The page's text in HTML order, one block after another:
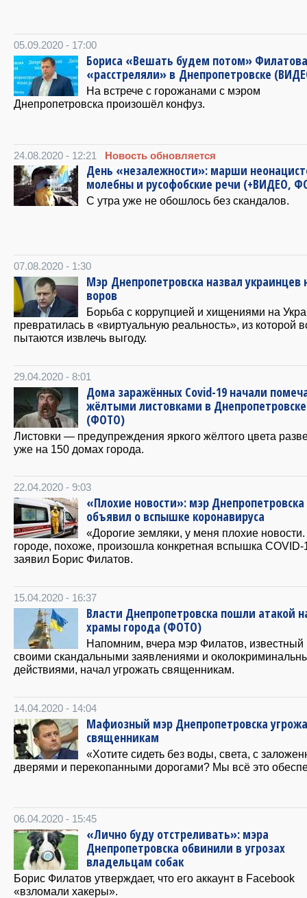
05.09.2020 - 17:00
Бориса «Вешать будем потом» Филатова
«расстреляли» в Днепропетровске
На встрече с горожанами с мэром
Днепропетровска произошёл конфуз.
24.08.2020 - 12:21 Новость обновляется
День «незалежности»: марши
молебны и русофобские речи (+ВИДЕО,
С утра уже не обошлось без скандалов.
07.08.2020 - 1:30
Мэр Днепропетровска назвал украинцев
воров
Борьба с коррупцией и хищениями на
превратилась в «виртуальную реальность», из которой
пытаются извлечь выгоду.
29.04.2020 - 8:01
Дома заражённых Сovid-19 начали
жёлтыми листовками в Днепропетровске
(ФОТО)
Листовки — предупреждения яркого жёлтого цвета
уже на 150 домах города.
22.04.2020 - 9:03
«Плохие новости»: мэр Днепропетровска
объявил о вспышке коронавируса
«Дорогие земляки, у меня плохие
городе, похоже, произошла конкретная вспышка
заявил Борис Филатов.
15.04.2020 - 16:37
Власти Днепропетровска пошли атакой
храмы города (ФОТО)
Напомним, вчера мэр Филатов, известный
своими скандальными заявлениями и
действиями, начал угрожать священникам.
14.04.2020 - 14:04
Мафиозный мэр Днепропетровска
священникам
«Хотите сидеть без воды, света, с
дверями и перекопанными дорогами? Мы всё это
06.04.2020 - 15:45
«Лично буду отстреливать»: мэра
Днепропетровска обвинили в угрозах
владельцам собак
Борис Филатов утверждает, что его аккаунт в Facebook
«взломали хакеры».